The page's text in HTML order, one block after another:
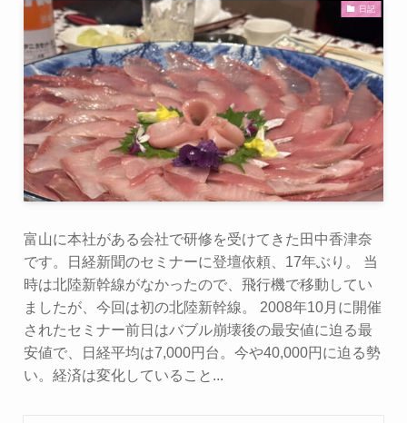
日記
富山に本社がある会社で研修を受けてきた田中香津奈
です。日経新聞のセミナーに登壇依頼、17年ぶり。 当
時は北陸新幹線がなかったので、飛行機で移動してい
ましたが、今回は初の北陸新幹線。 2008年10月に開催
されたセミナー前日はバブル崩壊後の最安値に迫る最
安値で、日経平均は7,000円台。今や40,000円に迫る勢
い。経済は変化していること...